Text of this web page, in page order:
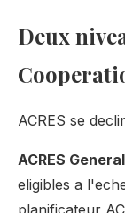
Deux
ACRES se
ACRES General
eligibles a